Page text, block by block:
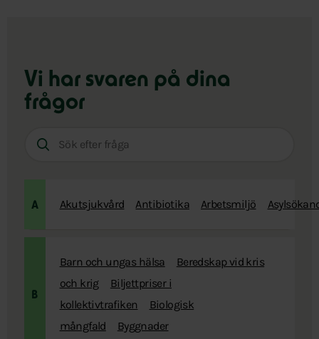
Vi har svaren på dina
frågor
A Akutsjukvård Antibiotika Arbetsmiljö
B
Barn och ungas hälsa
Beredskap vid kris
och krig
Biljettpriser i
kollektivtrafiken
Biologisk
mångfald
Byggnader